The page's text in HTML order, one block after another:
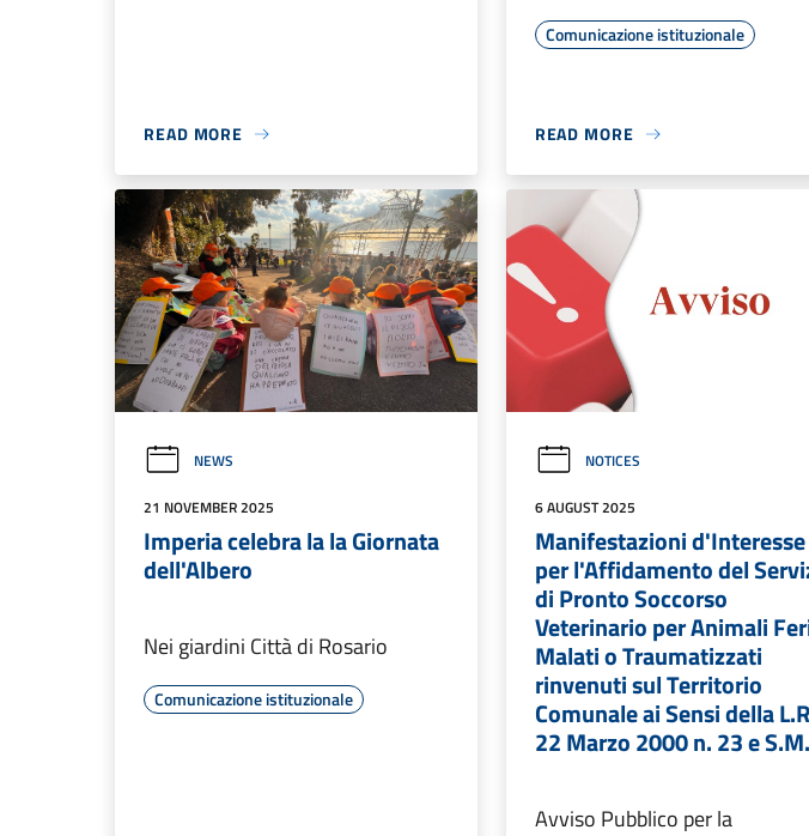
READ MORE
Comunicazione istituzionale
READ MORE
NEWS
21 NOVEMBER 2025
Imperia celebra la la Giornata
dell'Albero
Nei giardini Città di Rosario
Comunicazione istituzionale
NOTICES
6 AUGUST 2025
Manifestazioni d'Interesse
per l'Affidamento del
di Pronto Soccorso
Veterinario per Animali
Malati o Traumatizzati
rinvenuti sul Territorio
Comunale ai Sensi della
22 Marzo 2000 n. 23 e
Avviso Pubblico per la